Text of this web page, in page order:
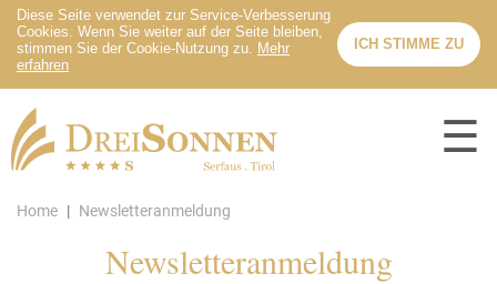
☰
Home Newsletteranmeldung
Newsletteranmeldung